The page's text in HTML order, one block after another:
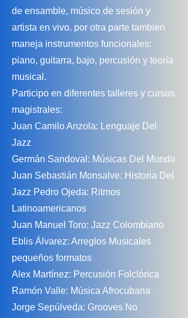
de ensamble, músico de sesión y
artista en vivo. por otra parte tambien
maneja instrumentos funcionales:
piano, guitarra, bajo, percusión y teoría
musical.
Participo en diferentes talleres y cursos
magistrales:
Juan Camilo Anzola: Lenguaje Del
Jazz
Germán Sandoval: Músicas Del Mundo
Juan Sebastián Monsalve: Historia Del
Jazz Pedro Ojeda: Ritmos
Latinoamericanos
Juan Manuel Toro: Jazz Colombiano
Eblis Álvarez: Arreglos Musicales
pequeños formatos
Alex Martínez: Percusión Folclórica
Ramón Valle: Música Afrocubana
Jorge Sepúlveda: Grooves No